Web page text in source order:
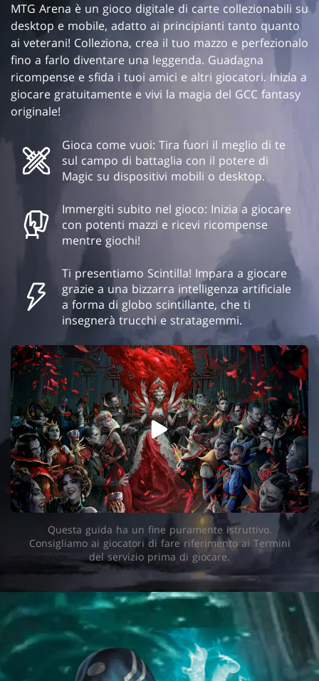
MTG Arena è un gioco digitale di carte collezionabili su
desktop e mobile, adatto ai principianti tanto quanto
ai veterani! Colleziona, crea il tuo mazzo e perfezionalo
fino a farlo diventare una leggenda. Guadagna
ricompense e sfida i tuoi amici e altri giocatori. Inizia a
giocare gratuitamente e vivi la magia del GCC fantasy
originale!
Gioca come vuoi: Tira fuori il meglio di te
sul campo di battaglia con il potere di
Magic su dispositivi mobili o desktop.
Immergiti subito nel gioco: Inizia a giocare
con potenti mazzi e ricevi ricompense
mentre giochi!
Ti presentiamo Scintilla! Impara a giocare
grazie a una bizzarra intelligenza artificiale
a forma di globo scintillante, che ti
insegnerà trucchi e stratagemmi.
Questa guida ha un fine puramente istruttivo.
Consigliamo ai giocatori di fare riferimento ai Termini
del servizio prima di giocare.